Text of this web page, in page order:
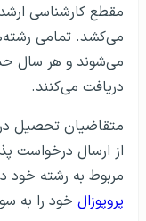
می‌کشد. تمامی
دریافت می‌کنند.
متقاضیان تحصیل در
از ارسال درخواست
مربوط به رشته خود
پروپوزال خود را به